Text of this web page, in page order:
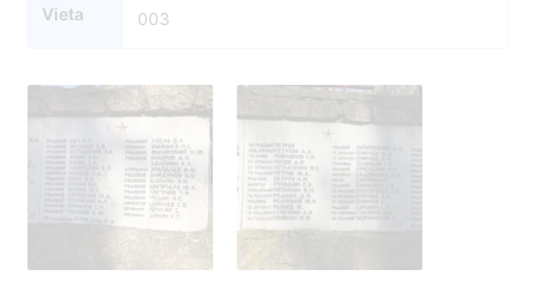
Vieta 003